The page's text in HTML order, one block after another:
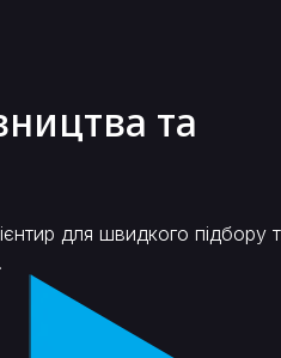
та
для швидкого підбору